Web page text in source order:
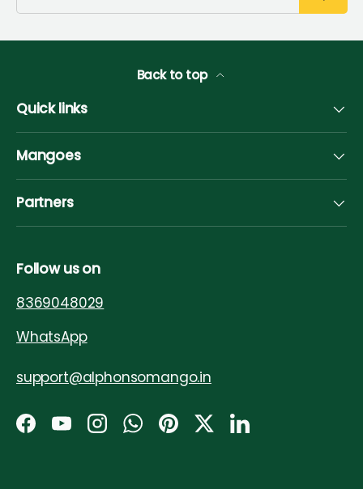
Back to top
Quick links
Mangoes
Partners
Follow us on
8369048029
WhatsApp
support@alphonsomango.in
Facebook
YouTubeInstagramWhatsApp
PinterestTwitterLinkedIn